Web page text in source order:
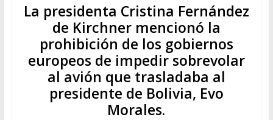
La presidenta Cristina Fernández
de Kirchner mencionó la
prohibición de los gobiernos
europeos de impedir sobrevolar
al avión que trasladaba al
presidente de Bolivia, Evo
Morales.